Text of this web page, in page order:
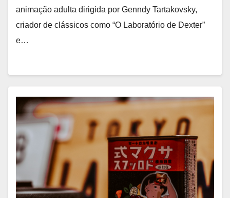
animação adulta dirigida por Genndy Tartakovsky,
criador de clássicos como “O Laboratório de Dexter”
e…